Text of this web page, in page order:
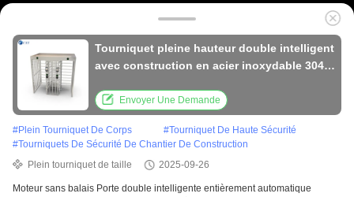
Tourniquet pleine hauteur double intelligent
avec construction en acier inoxydable 304
Envoyer Une Demande
#Plein Tourniquet De Corps #Tourniquet De Haute Sécurité
#Tourniquets De Sécurité De Chantier De Construction
Plein tourniquet de taille
2025-09-26
Moteur sans balais Porte double intelligente entièrement automatique